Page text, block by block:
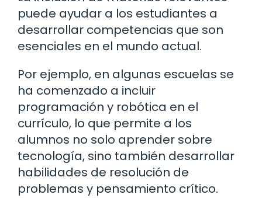
puede ayudar a los estudiantes a
desarrollar competencias que son
esenciales en el mundo actual.
Por ejemplo, en algunas escuelas se
ha comenzado a incluir
programación y robótica en el
currículo, lo que permite a los
alumnos no solo aprender sobre
tecnología, sino también desarrollar
habilidades de resolución de
problemas y pensamiento crítico.